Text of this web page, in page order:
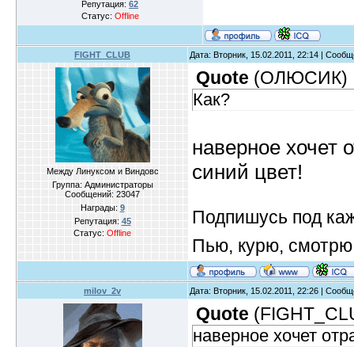
Репутация: 62
Статус: Offline
FIGHT_CLUB Дата: Вторник, 15.02.2011, 22:14 |
Между Линуксом и Виндовс
Группа: Администраторы
Сообщений: 23047
Награды: 9
Репутация: 45
Статус: Offline
Quote (ОЛЮСИК)
Как?
наверное хочет
синий цвет!
Подпишусь под
Пью, курю, смотрю
milov_2v Дата: Вторник, 15.02.2011, 22:26 |
Quote (
наверное хочет